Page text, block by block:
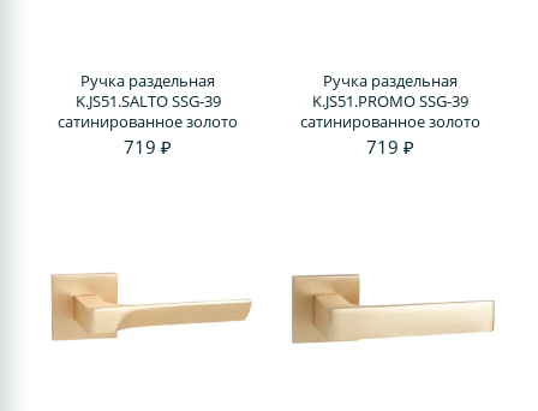
Ручка раздельная
K.JS51.SALTO SSG-39
сатинированное золото
719 ₽
Ручка раздельная
K.JS51.PROMO SSG-39
сатинированное золото
719 ₽